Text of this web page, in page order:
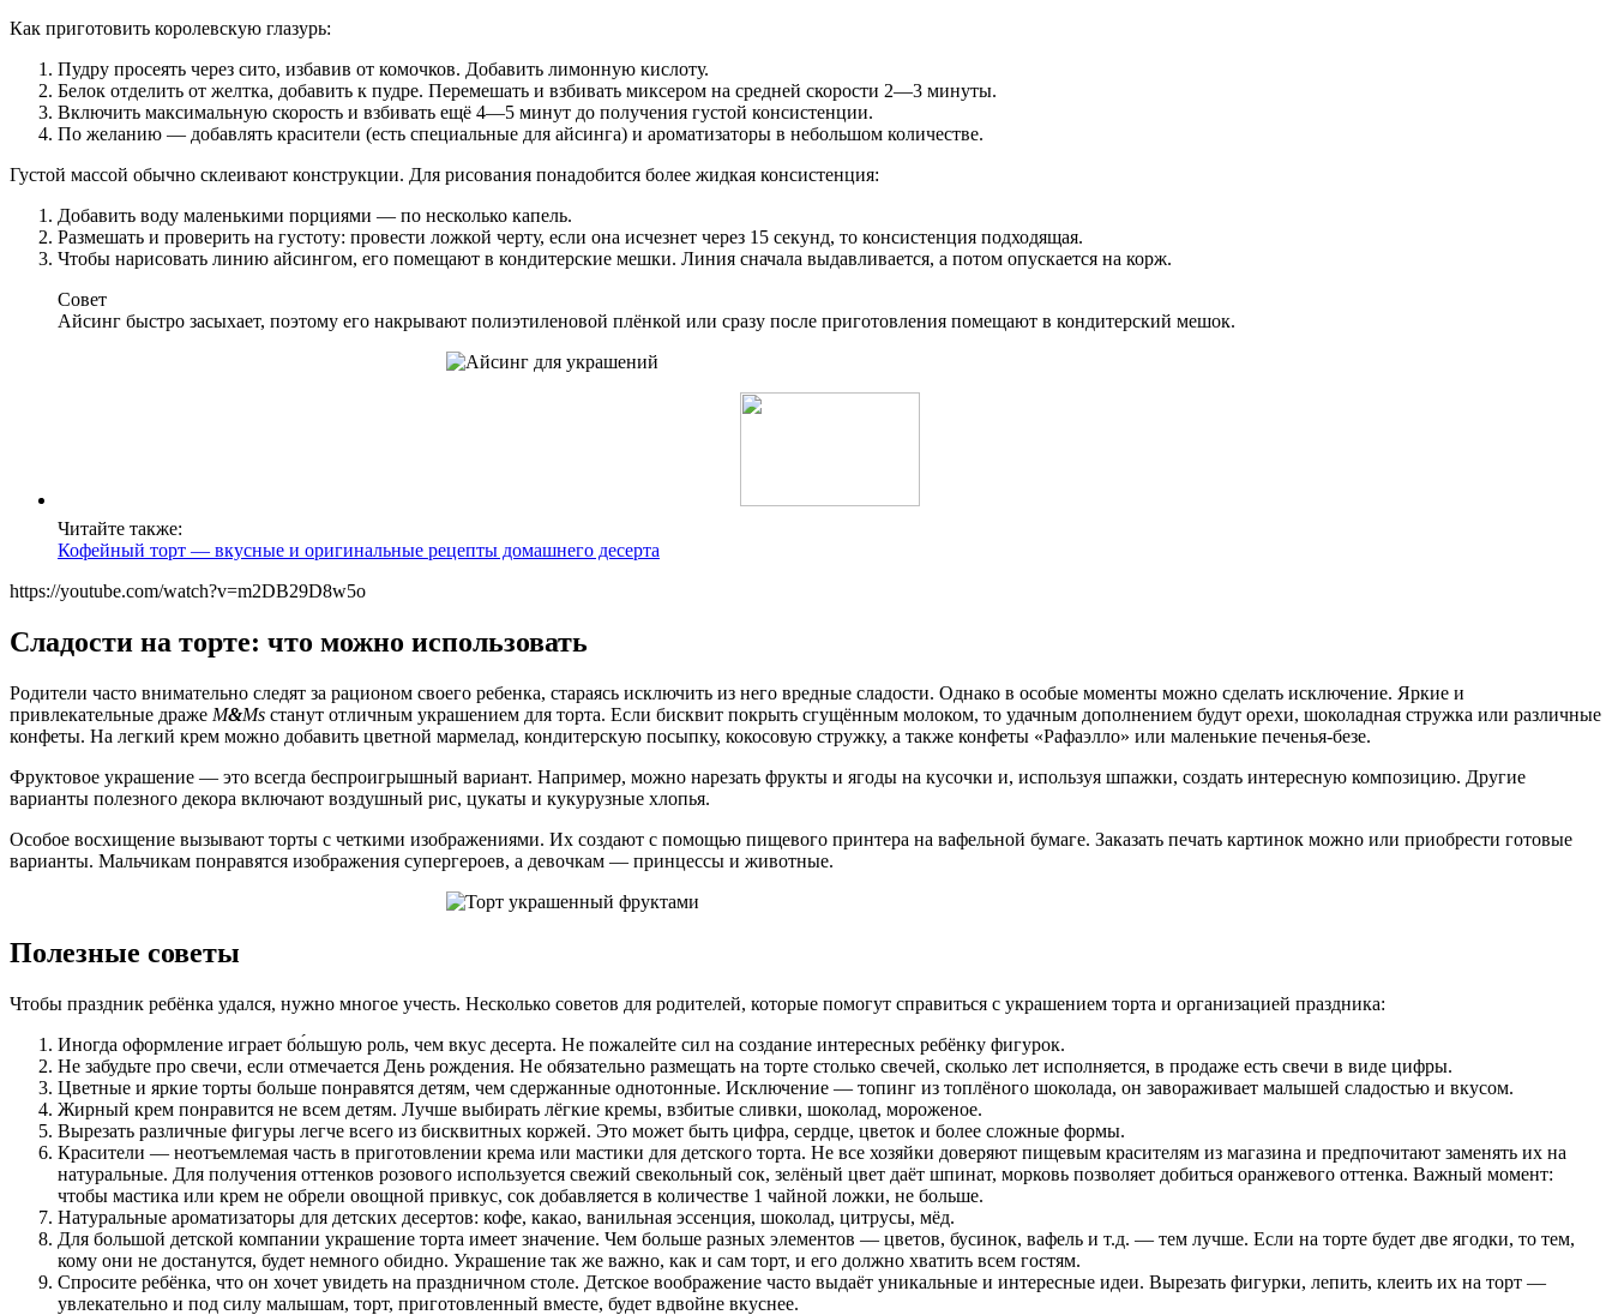
Как приготовить королевскую глазурь:
Пудру просеять через сито, избавив от комочков. Добавить лимонную кислоту.
Белок отделить от желтка, добавить к пудре. Перемешать и взбивать миксером на средней скорости 2—3 минуты.
Включить максимальную скорость и взбивать ещё 4—5 минут до получения густой консистенции.
По желанию — добавлять красители (есть специальные для айсинга) и ароматизаторы в небольшом количестве.
Густой массой обычно склеивают конструкции. Для рисования понадобится более жидкая консистенция:
Добавить воду маленькими порциями — по несколько капель.
Размешать и проверить на густоту: провести ложкой черту, если она исчезнет через 15 секунд, то консистенция подходящая.
Чтобы нарисовать линию айсингом, его помещают в кондитерские мешки. Линия сначала выдавливается, а потом опускается на корж.
Совет
Айсинг быстро засыхает, поэтому его накрывают полиэтиленовой плёнкой или сразу после приготовления помещают в кондитерский мешок.
Читайте также:
Кофейный торт — вкусные и оригинальные рецепты домашнего десерта
https://youtube.com/watch?v=m2DB29D8w5o
Сладости на торте: что можно использовать
Родители часто внимательно следят за рационом своего ребенка, стараясь исключить из него вредные сладости. Однако в особые моменты можно сделать исключение. Яркие и
привлекательные драже M&Ms станут отличным украшением для торта. Если бисквит покрыть сгущённым молоком, то удачным дополнением будут орехи, шоколадная стружка или различные
конфеты. На легкий крем можно добавить цветной мармелад, кондитерскую посыпку, кокосовую стружку, а также конфеты «Рафаэлло» или маленькие печенья-безе.
Фруктовое украшение — это всегда беспроигрышный вариант. Например, можно нарезать фрукты и ягоды на кусочки и, используя шпажки, создать интересную композицию. Другие
варианты полезного декора включают воздушный рис, цукаты и кукурузные хлопья.
Особое восхищение вызывают торты с четкими изображениями. Их создают с помощью пищевого принтера на вафельной бумаге. Заказать печать картинок можно или приобрести готовые
варианты. Мальчикам понравятся изображения супергероев, а девочкам — принцессы и животные.
Полезные советы
Чтобы праздник ребёнка удался, нужно многое учесть. Несколько советов для родителей, которые помогут справиться с украшением торта и организацией праздника:
Иногда оформление играет бо́льшую роль, чем вкус десерта. Не пожалейте сил на создание интересных ребёнку фигурок.
Не забудьте про свечи, если отмечается День рождения. Не обязательно размещать на торте столько свечей, сколько лет исполняется, в продаже есть свечи в виде цифры.
Цветные и яркие торты больше понравятся детям, чем сдержанные однотонные. Исключение — топинг из топлёного шоколада, он завораживает малышей сладостью и вкусом.
Жирный крем понравится не всем детям. Лучше выбирать лёгкие кремы, взбитые сливки, шоколад, мороженое.
Вырезать различные фигуры легче всего из бисквитных коржей. Это может быть цифра, сердце, цветок и более сложные формы.
Красители — неотъемлемая часть в приготовлении крема или мастики для детского торта. Не все хозяйки доверяют пищевым красителям из магазина и предпочитают заменять их на
натуральные. Для получения оттенков розового используется свежий свекольный сок, зелёный цвет даёт шпинат, морковь позволяет добиться оранжевого оттенка. Важный момент:
чтобы мастика или крем не обрели овощной привкус, сок добавляется в количестве 1 чайной ложки, не больше.
Натуральные ароматизаторы для детских десертов: кофе, какао, ванильная эссенция, шоколад, цитрусы, мёд.
Для большой детской компании украшение торта имеет значение. Чем больше разных элементов — цветов, бусинок, вафель и т.д. — тем лучше. Если на торте будет две ягодки, то тем,
кому они не достанутся, будет немного обидно. Украшение так же важно, как и сам торт, и его должно хватить всем гостям.
Спросите ребёнка, что он хочет увидеть на праздничном столе. Детское воображение часто выдаёт уникальные и интересные идеи. Вырезать фигурки, лепить, клеить их на торт —
увлекательно и под силу малышам, торт, приготовленный вместе, будет вдвойне вкуснее.